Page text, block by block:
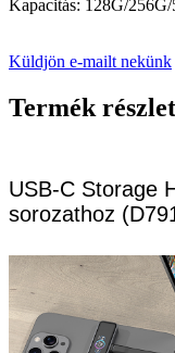
Kapacitás: 128G/
Küldjön e-mailt nekünk
Termék
USB-C Storage
sorozathoz